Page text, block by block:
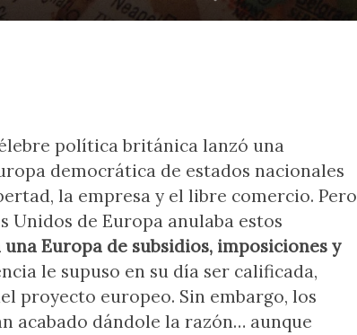
política británica lanzó una
democrática de estados nacionales
la empresa y el libre comercio. Pero
Unidos de Europa anulaba estos
Europa de subsidios, imposiciones y
le supuso en su día ser calificada,
proyecto europeo. Sin embargo, los
acabado dándole la razón… aunque